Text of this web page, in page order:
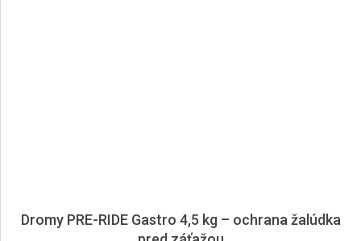
Dromy PRE-RIDE Gastro 4,5 kg – ochrana žalúdka